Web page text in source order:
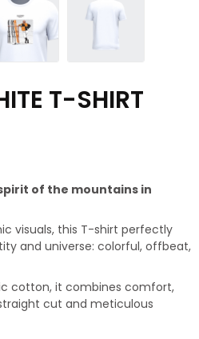
T-SHIRT
of the mountains in
visuals, this T-shirt perfectly
and universe: colorful, offbeat,
cotton, it combines comfort,
cut and meticulous